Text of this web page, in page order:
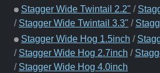
Stagger Wide Twintail 2.2" /
/ Stagger Wide Twintail 3.3" /
Stagger Wide Hog 1.5inch /
/ Stagger Wide Hog 2.7inch /
/ Stagger Wide Hog 4.0inch